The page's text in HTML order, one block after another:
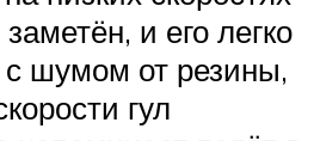
и его легко
с шумом от резины,
гул